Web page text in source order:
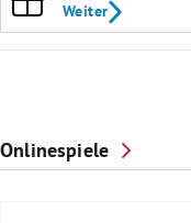
Weiter
Onlinespiele